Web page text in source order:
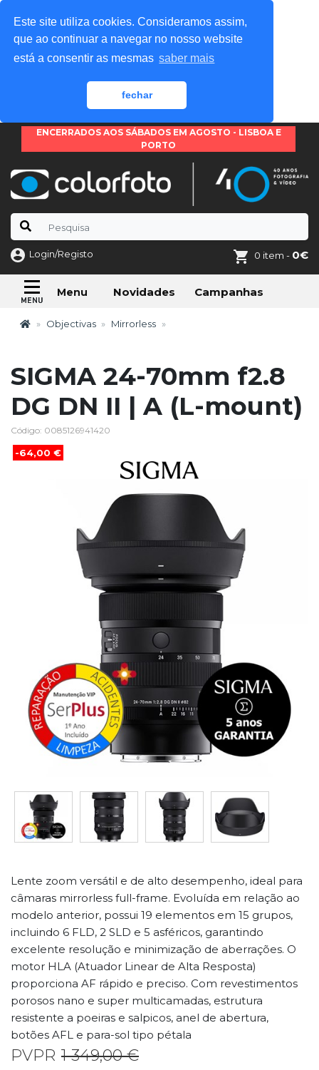
Este site utiliza cookies. Consideramos assim,
que ao continuar a navegar no nosso website
está a consentir as mesmas saber mais
fechar
ENCERRADOS AOS SÁBADOS EM AGOSTO - LISBOA E
PORTO
Login/Registo 0 item - 0€
Menu Novidades Campanhas
Objectivas Mirrorless
SIGMA 24-70mm f2.8
DG DN II | A (L-mount)
Código: 0085126941420
-64,00 €
Lente zoom versátil e de alto desempenho, ideal para
câmaras mirrorless full-frame. Evoluída em relação ao
modelo anterior, possui 19 elementos em 15 grupos,
incluindo 6 FLD, 2 SLD e 5 asféricos, garantindo
excelente resolução e minimização de aberrações. O
motor HLA (Atuador Linear de Alta Resposta)
proporciona AF rápido e preciso. Com revestimentos
porosos nano e super multicamadas, estrutura
resistente a poeiras e salpicos, anel de abertura,
botões AFL e para-sol tipo pétala
PVPR 1 349,00 €